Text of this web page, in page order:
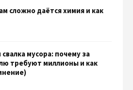
сложно даётся химия и как
мусора: почему за
требуют миллионы и как